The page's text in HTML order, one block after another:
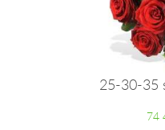
25-30-35
74